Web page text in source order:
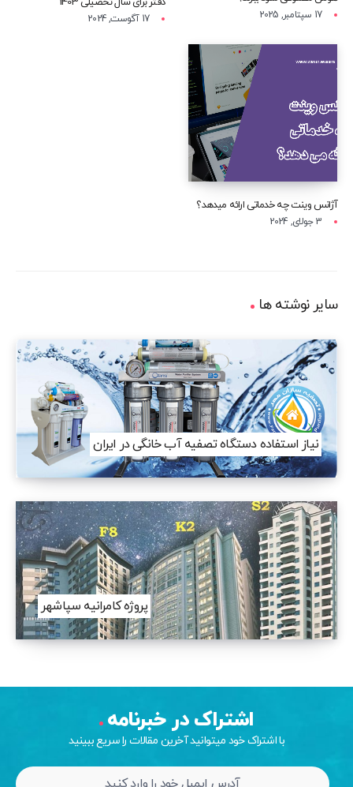
17 سپتامبر, 2025 17 آگوست, 2024
آژانس وینت چه خدماتی ارائه میدهد؟
3 جولای, 2024
سایر نوشته ها
نیاز استفاده دستگاه تصفیه آب خانگی در ایران
پروژه کامرانیه سپاشهر
اشتراک در خبرنامه
با اشتراک خود میتوانید آخرین مقالات را سریع ببینید